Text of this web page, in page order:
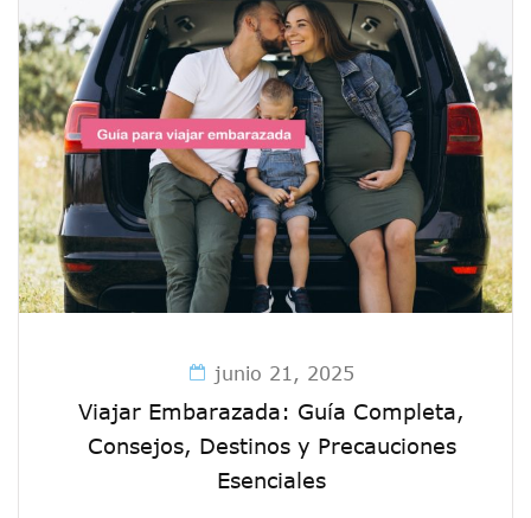
junio 21, 2025
Viajar Embarazada: Guía Completa,
Consejos, Destinos y Precauciones
Esenciales